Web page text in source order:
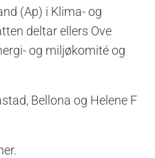
(Ap) i Klima- og
deltar ellers Ove
og miljøkomité og
Bellona og Helene F